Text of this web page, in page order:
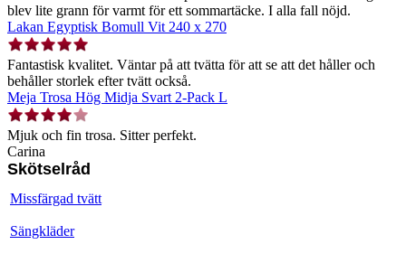
blev lite grann för varmt för ett sommartäcke. I alla fall nöjd.
Lakan Egyptisk Bomull Vit 240 x 270
Fantastisk kvalitet. Väntar på att tvätta för att se att det håller och
behåller storlek efter tvätt också.
Meja Trosa Hög Midja Svart 2-Pack L
Mjuk och fin trosa. Sitter perfekt.
Carina
Skötselråd
Missfärgad tvätt
Sängkläder